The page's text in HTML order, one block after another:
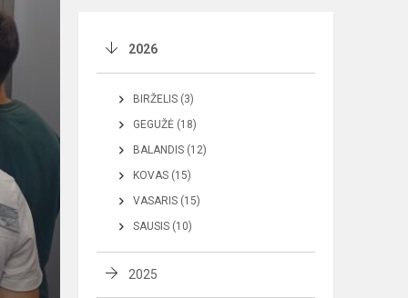
2026
BIRŽELIS (3)
GEGUŽĖ (18)
BALANDIS (12)
KOVAS (15)
VASARIS (15)
SAUSIS (10)
2025